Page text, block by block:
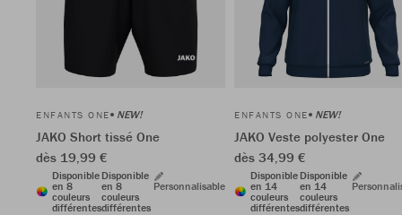
ENFANTS ONE NEW!
JAKO Short tissé One
dès 19,99 €
Disponible
en 8
couleurs
différentes
Disponible
en 8
couleurs
différentes
Personnalisable
ENFANTS ONE NEW!
JAKO Veste polyester One
dès 34,99 €
Disponible
en 14
couleurs
différentes
Disponible
en 14
couleurs
différentes